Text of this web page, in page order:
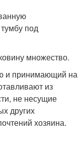
множество.
и принимающий на
из
не несущие
других
хозяина.